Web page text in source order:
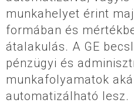
munkahelyet érint
formában és
átalakulás. A GE
pénzügyi és
munkafolyamatok
automatizálható lesz.